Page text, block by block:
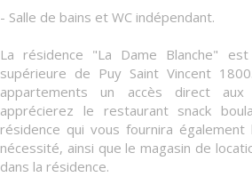
- Salle de bains et WC indépendant.
La résidence "La Dame Blanche"
supérieure de Puy Saint Vincent
appartements un accès direct
apprécierez le restaurant snack
résidence qui vous fournira également
nécessité, ainsi que le magasin de
dans la résidence.